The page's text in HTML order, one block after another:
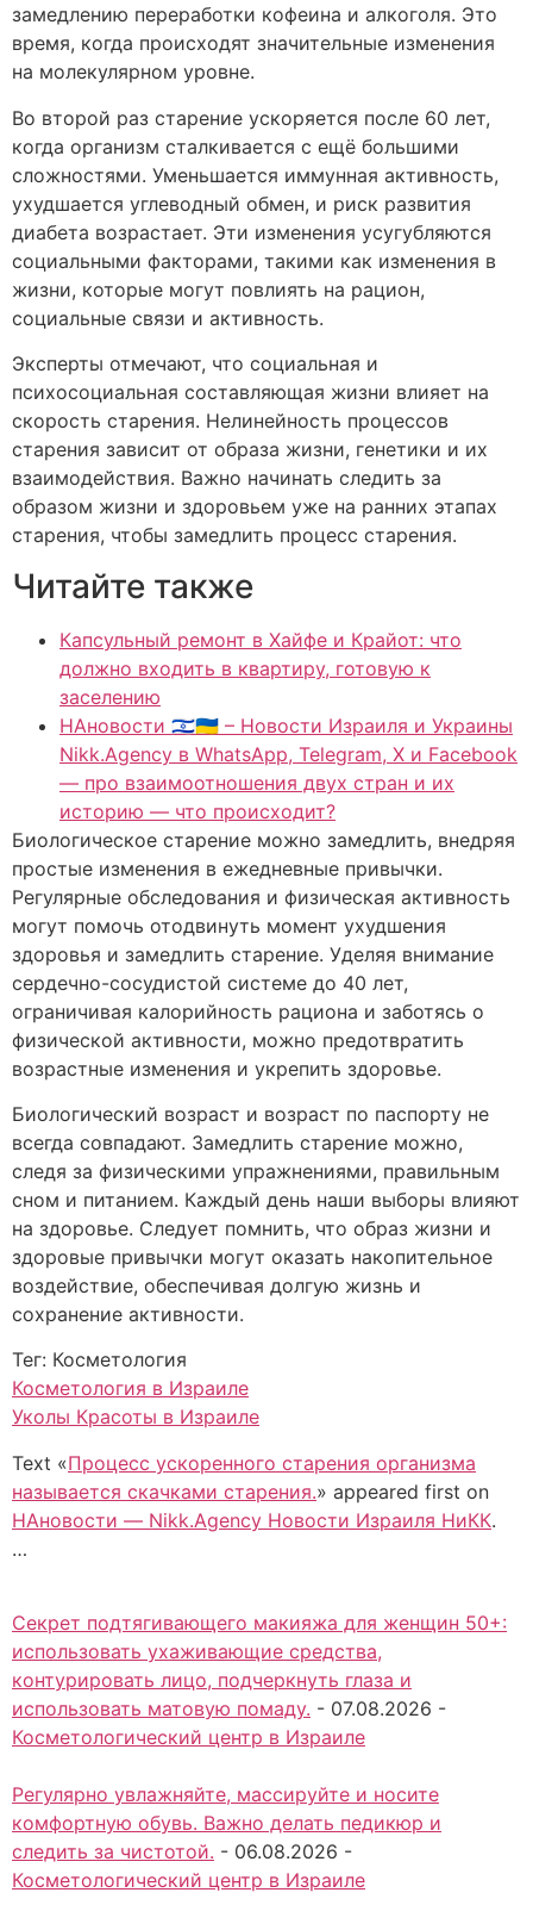
замедлению переработки кофеина и алкоголя. Это
время, когда происходят значительные изменения
на молекулярном уровне.
Во второй раз старение ускоряется после 60 лет,
когда организм сталкивается с ещё большими
сложностями. Уменьшается иммунная активность,
ухудшается углеводный обмен, и риск развития
диабета возрастает. Эти изменения усугубляются
социальными факторами, такими как изменения в
жизни, которые могут повлиять на рацион,
социальные связи и активность.
Эксперты отмечают, что социальная и
психосоциальная составляющая жизни влияет на
скорость старения. Нелинейность процессов
старения зависит от образа жизни, генетики и их
взаимодействия. Важно начинать следить за
образом жизни и здоровьем уже на ранних этапах
старения, чтобы замедлить процесс старения.
Читайте также
Капсульный ремонт в Хайфе и Крайот: что
должно входить в квартиру, готовую к
заселению
НАновости 🇮🇱🇺🇦 – Новости Израиля и Украины
Nikk.Agency в WhatsApp, Telegram, X и Facebook
— про взаимоотношения двух стран и их
историю — что происходит?
Биологическое старение можно замедлить, внедряя
простые изменения в ежедневные привычки.
Регулярные обследования и физическая активность
могут помочь отодвинуть момент ухудшения
здоровья и замедлить старение. Уделяя внимание
сердечно-сосудистой системе до 40 лет,
ограничивая калорийность рациона и заботясь о
физической активности, можно предотвратить
возрастные изменения и укрепить здоровье.
Биологический возраст и возраст по паспорту не
всегда совпадают. Замедлить старение можно,
следя за физическими упражнениями, правильным
сном и питанием. Каждый день наши выборы влияют
на здоровье. Следует помнить, что образ жизни и
здоровые привычки могут оказать накопительное
воздействие, обеспечивая долгую жизнь и
сохранение активности.
Тег: Косметология
Косметология в Израиле
Уколы Красоты в Израиле
Text «Процесс ускоренного старения организма
называется скачками старения.» appeared first on
НАновости — Nikk.Agency Новости Израиля НиКК.
…
Секрет подтягивающего макияжа для женщин 50+:
использовать ухаживающие средства,
контурировать лицо, подчеркнуть глаза и
использовать матовую помаду. - 07.08.2026 -
Косметологический центр в Израиле
Регулярно увлажняйте, массируйте и носите
комфортную обувь. Важно делать педикюр и
следить за чистотой. - 06.08.2026 -
Косметологический центр в Израиле